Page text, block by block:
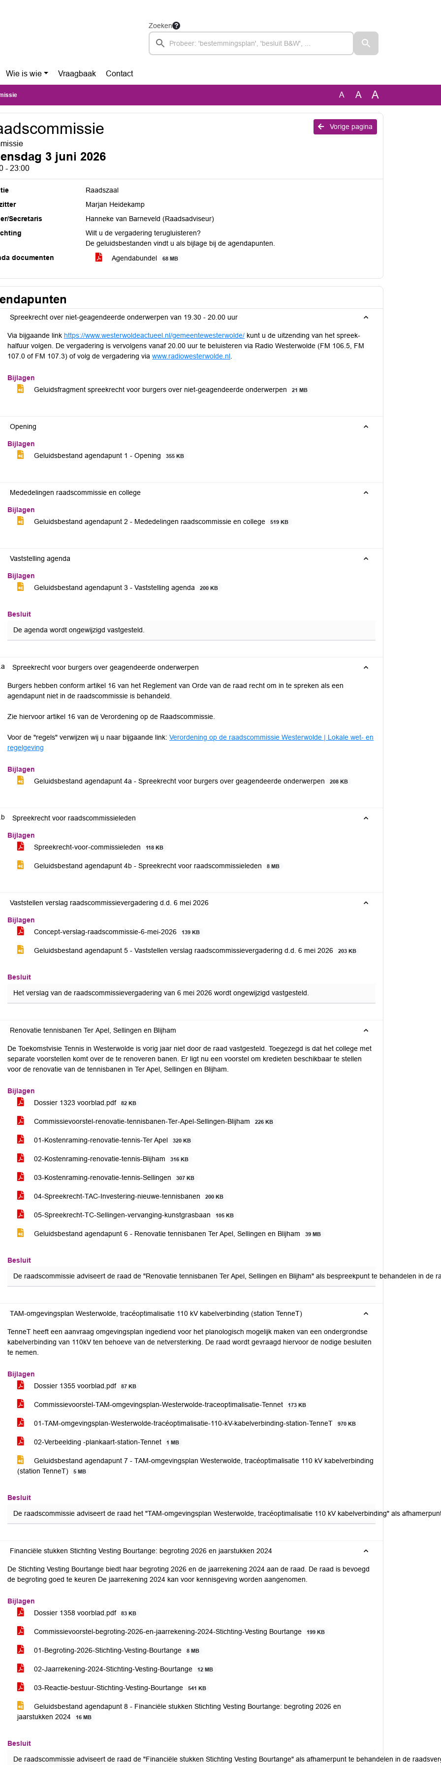
Zoeken
Wie is wie Vraagbaak Contact
A A A
Vorige pagina
3 juni 2026
- 23:00
Raadszaal
Marjan Heidekamp
Secretaris
Hanneke van Barneveld (Raadsadviseur)
Wilt u de vergadering terugluisteren?
De geluidsbestanden vindt u als bijlage bij de agendapunten.
documenten
Agendabundel 68 MB
Spreekrecht over niet-geagendeerde onderwerpen van 19.30 - 20.00 uur
Via bijgaande link https://www.westerwoldeactueel.nl/gemeentewesterwolde/ kunt u de uitzending van het spreek-
halfuur volgen. De vergadering is vervolgens vanaf 20.00 uur te beluisteren via Radio Westerwolde (FM 106.5, FM
107.0 of FM 107.3) of volg de vergadering via www.radiowesterwolde.nl
Bijlagen
Geluidsfragment spreekrecht voor burgers over niet-geagendeerde onderwerpen
21 MB
Opening
Bijlagen
Geluidsbestand agendapunt 1 - Opening
355 KB
Mededelingen raadscommissie en college
Bijlagen
Geluidsbestand agendapunt 2 - Mededelingen raadscommissie en college
519 KB
Vaststelling agenda
Bijlagen
Geluidsbestand agendapunt 3 - Vaststelling agenda
200 KB
Besluit
De agenda wordt ongewijzigd vastgesteld.
Spreekrecht voor burgers over geagendeerde onderwerpen
Burgers hebben conform artikel 16 van het Reglement van Orde van de raad recht om in te spreken als een
agendapunt niet in de raadscommissie is behandeld.
Zie hiervoor artikel 16 van de Verordening op de Raadscommissie.
Voor de "regels" verwijzen wij u naar bijgaande link: Verordening op de raadscommissie Westerwolde | Lokale wet- en
regelgeving
Bijlagen
Geluidsbestand agendapunt 4a - Spreekrecht voor burgers over geagendeerde onderwerpen
208 KB
Spreekrecht voor raadscommissieleden
Bijlagen
Spreekrecht-voor-commissieleden
118 KB
Geluidsbestand agendapunt 4b - Spreekrecht voor raadscommissieleden 8 MB
Vaststellen verslag raadscommissievergadering d.d. 6 mei 2026
Bijlagen
Concept-verslag-raadscommissie-6-mei-2026
139 KB
Geluidsbestand agendapunt 5 - Vaststellen verslag raadscommissievergadering d.d. 6 mei 2026 203 KB
Besluit
Het verslag van de raadscommissievergadering van 6 mei 2026 wordt ongewijzigd vastgesteld.
Renovatie tennisbanen Ter Apel, Sellingen en Blijham
De Toekomstvisie Tennis in Westerwolde is vorig jaar niet door de raad vastgesteld. Toegezegd is dat het college met
separate voorstellen komt over de te renoveren banen. Er ligt nu een voorstel om kredieten beschikbaar te stellen
voor de renovatie van de tennisbanen in Ter Apel, Sellingen en Blijham.
Bijlagen
Dossier 1323 voorblad.pdf
82 KB
Commissievoorstel-renovatie-tennisbanen-Ter-Apel-Sellingen-Blijham 226 KB
01-Kostenraming-renovatie-tennis-Ter Apel 320 KB
02-Kostenraming-renovatie-tennis-Blijham 316 KB
03-Kostenraming-renovatie-tennis-Sellingen 307 KB
04-Spreekrecht-TAC-Investering-nieuwe-tennisbanen 200 KB
05-Spreekrecht-TC-Sellingen-vervanging-kunstgrasbaan 105 KB
Geluidsbestand agendapunt 6 - Renovatie tennisbanen Ter Apel, Sellingen en Blijham 39 MB
Besluit
De raadscommissie adviseert de raad de "Renovatie tennisbanen Ter Apel, Sellingen en Blijham" als bespreekpunt te behandelen in de
TAM-omgevingsplan Westerwolde, tracéoptimalisatie 110 kV kabelverbinding (station TenneT)
TenneT heeft een aanvraag omgevingsplan ingediend voor het planologisch mogelijk maken van een ondergrondse
kabelverbinding van 110kV ten behoeve van de netversterking. De raad wordt gevraagd hiervoor de nodige besluiten
te nemen.
Bijlagen
Dossier 1355 voorblad.pdf
87 KB
Commissievoorstel-TAM-omgevingsplan-Westerwolde-traceoptimalisatie-Tennet 173 KB
01-TAM-omgevingsplan-Westerwolde-tracéoptimalisatie-110-kV-kabelverbinding-station-TenneT 970 KB
02-Verbeelding -plankaart-station-Tennet 1 MB
Geluidsbestand agendapunt 7 - TAM-omgevingsplan Westerwolde, tracéoptimalisatie 110 kV kabelverbinding
(station TenneT)
5 MB
Besluit
De raadscommissie adviseert de raad het "TAM-omgevingsplan Westerwolde, tracéoptimalisatie 110 kV kabelverbinding" als
Financiële stukken Stichting Vesting Bourtange: begroting 2026 en jaarstukken 2024
De Stichting Vesting Bourtange biedt haar begroting 2026 en de jaarrekening 2024 aan de raad. De raad is bevoegd
de begroting goed te keuren De jaarrekening 2024 kan voor kennisgeving worden aangenomen.
Bijlagen
Dossier 1358 voorblad.pdf
83 KB
Commissievoorstel-begroting-2026-en-jaarrekening-2024-Stichting-Vesting Bourtange 199 KB
01-Begroting-2026-Stichting-Vesting-Bourtange 8 MB
02-Jaarrekening-2024-Stichting-Vesting-Bourtange 12 MB
03-Reactie-bestuur-Stichting-Vesting-Bourtange 541 KB
Geluidsbestand agendapunt 8 - Financiële stukken Stichting Vesting Bourtange: begroting 2026 en
jaarstukken 2024
16 MB
Besluit
De raadscommissie adviseert de raad de "Financiële stukken Stichting Vesting Bourtange" als afhamerpunt te behandelen in de